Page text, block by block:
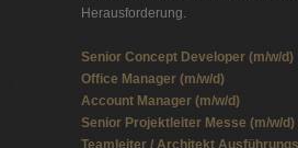
Herausforderung.
Senior Concept Developer (m/w/d)
Office Manager (m/w/d)
Account Manager (m/w/d)
Senior Projektleiter Messe (m/w/d)
Teamleiter / Architekt